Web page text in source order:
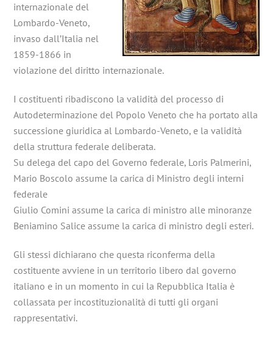
internazionale del
Lombardo-Veneto,
invaso dall’Italia nel
1859-1866 in
violazione del diritto internazionale.
I costituenti ribadiscono la validità del processo di
Autodeterminazione del Popolo Veneto che ha portato alla
successione giuridica al Lombardo-Veneto, e la validità
della struttura federale deliberata.
Su delega del capo del Governo federale, Loris Palmerini,
Mario Boscolo assume la carica di Ministro degli interni
federale
Giulio Comini assume la carica di ministro alle minoranze
Beniamino Salice assume la carica di ministro degli esteri.
Gli stessi dichiarano che questa riconferma della
costituente avviene in un territorio libero dal governo
italiano e in un momento in cui la Repubblica Italia è
collassata per incostituzionalità di tutti gli organi
rappresentativi.